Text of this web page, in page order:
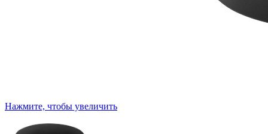
Нажмите, чтобы увеличить